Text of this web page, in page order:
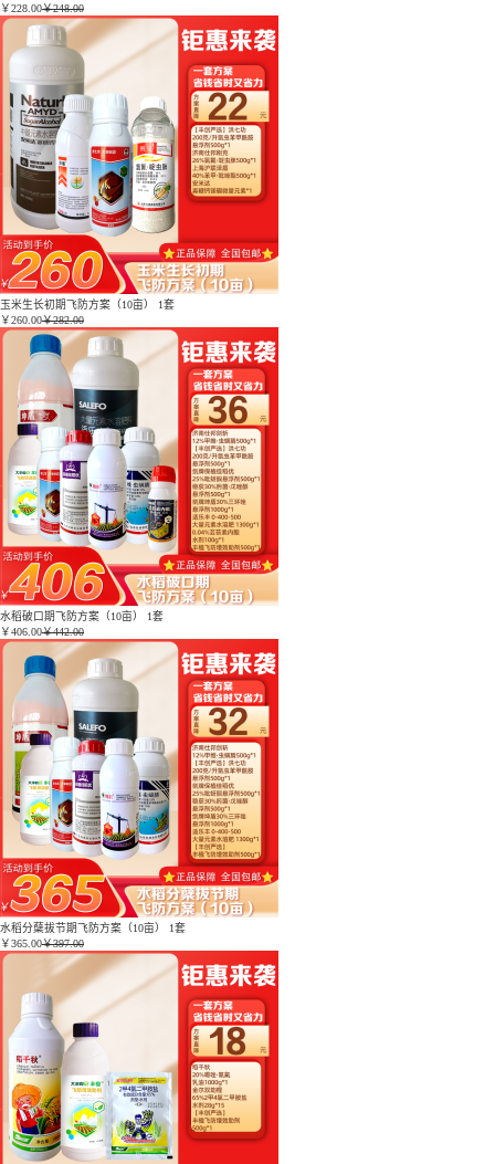
￥228.00￥248.00
玉米生长初期飞防方案（10亩） 1套
￥260.00￥282.00
水稻破口期飞防方案（10亩） 1套
￥406.00￥442.00
水稻分蘖拔节期飞防方案（10亩） 1套
￥365.00￥397.00